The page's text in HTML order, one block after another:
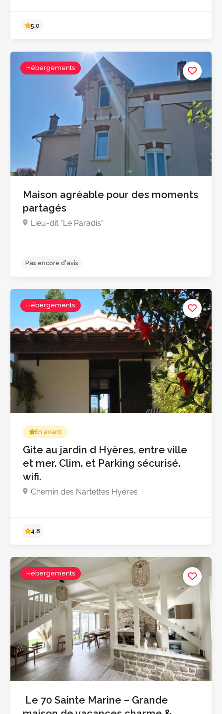
Hébergements
Maison agréable pour des moments
partagés
Lieu-dit "Le Paradis"
Hébergements
En avant
Gite au jardin d Hyères, entre ville
et mer. Clim. et Parking sécurisé.
wifi.
Chemin des Nartettes Hyères
Hébergements
Le 70 Sainte Marine – Grande